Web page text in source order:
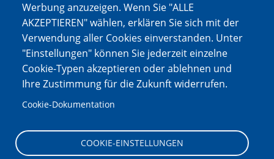
€6.00
Werbung anzuzeigen. Wenn Sie "ALLE
AKZEPTIEREN" wählen, erklären Sie sich mit der
Verwendung aller Cookies einverstanden. Unter
"Einstellungen" können Sie jederzeit einzelne
Cookie-Typen akzeptieren oder ablehnen und
Ihre Zustimmung für die Zukunft widerrufen.
Cookie-Dokumentation
COOKIE-EINSTELLUNGEN